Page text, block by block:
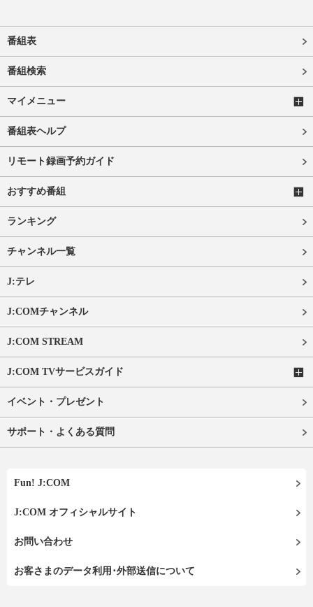
番組表
番組検索
マイメニュー
番組表ヘルプ
リモート録画予約ガイド
おすすめ番組
ランキング
チャンネル一覧
J:テレ
J:COMチャンネル
J:COM STREAM
J:COM TVサービスガイド
イベント・プレゼント
サポート・よくある質問
Fun! J:COM
J:COM オフィシャルサイト
お問い合わせ
お客さまのデータ利用･外部送信について